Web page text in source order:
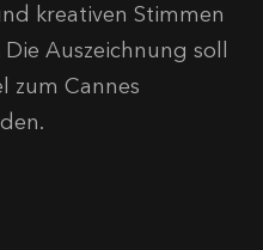
kreativen Stimmen
Auszeichnung soll
zum Cannes